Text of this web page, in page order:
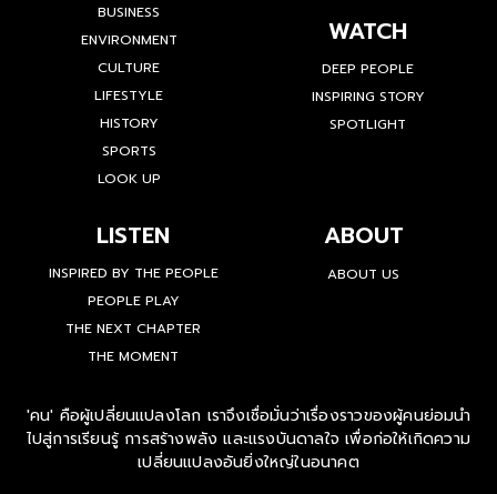
BUSINESS
ENVIRONMENT
CULTURE
LIFESTYLE
HISTORY
SPORTS
LOOK UP
WATCH
DEEP PEOPLE
INSPIRING STORY
SPOTLIGHT
LISTEN
INSPIRED BY THE PEOPLE
PEOPLE PLAY
THE NEXT CHAPTER
THE MOMENT
ABOUT
ABOUT US
'คน' คือผู้เปลี่ยนแปลงโลก เราจึงเชื่อมั่นว่าเรื่องราวของผู้คนย่อมนำ
ไปสู่การเรียนรู้ การสร้างพลัง และแรงบันดาลใจ เพื่อก่อให้เกิดความ
เปลี่ยนแปลงอันยิ่งใหญ่ในอนาคต